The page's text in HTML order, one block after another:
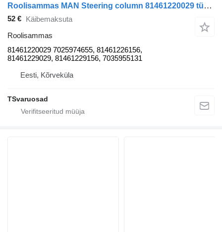
Roolisammas MAN Steering column 81461220029 tüübi jaoks sadulveoki MAN TGA
52 € Käibemaksuta
Roolisammas
81461220029 7025974655, 81461226156,
81461229029, 81461229156, 7035955131
Eesti, Kõrveküla
TSvaruosad